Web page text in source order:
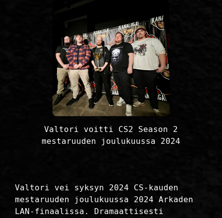
Valtori voitti CS2 Season 2
mestaruuden joulukuussa 2024
Valtori vei syksyn 2024 CS-kauden
mestaruuden joulukuussa 2024 Arkaden
LAN-finaalissa. Dramaattisesti